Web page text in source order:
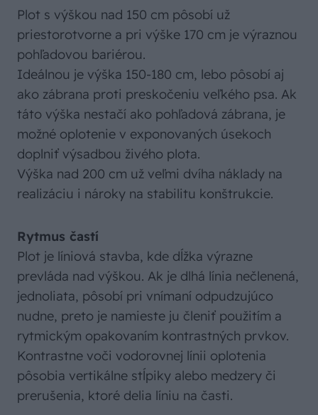
Plot s výškou nad 150 cm pôsobí už
priestorotvorne a pri výške 170 cm je výraznou
pohľadovou bariérou.
Ideálnou je výška 150-180 cm, lebo pôsobí aj
ako zábrana proti preskočeniu veľkého psa. Ak
táto výška nestačí ako pohľadová zábrana, je
možné oplotenie v exponovaných úsekoch
doplniť výsadbou živého plota.
Výška nad 200 cm už veľmi dvíha náklady na
realizáciu i nároky na stabilitu konštrukcie.
Rytmus častí
Plot je líniová stavba, kde dĺžka výrazne
prevláda nad výškou. Ak je dlhá línia nečlenená,
jednoliata, pôsobí pri vnímaní odpudzujúco
nudne, preto je namieste ju členiť použitím a
rytmickým opakovaním kontrastných prvkov.
Kontrastne voči vodorovnej línii oplotenia
pôsobia vertikálne stĺpiky alebo medzery či
prerušenia, ktoré delia líniu na časti.